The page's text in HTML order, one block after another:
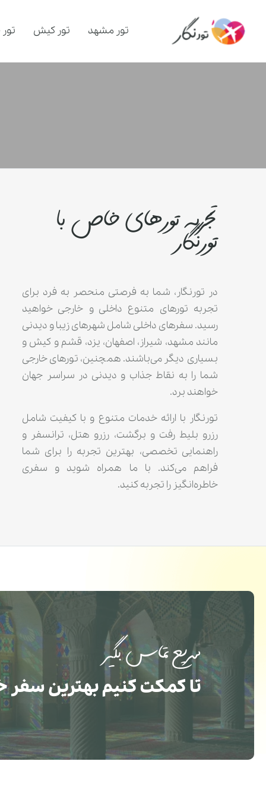
تور مشهد تور کیش
تجربه تورهای خاص با
تورنگار
در تورنگار، شما به فرصتی منحصر به فرد برای
تجربه تورهای متنوع داخلی و خارجی خواهید
رسید. سفرهای داخلی شامل شهرهای زیبا و دیدنی
مانند مشهد، شیراز، اصفهان، یزد، قشم و کیش و
بسیاری دیگر می‌باشند. همچنین، تورهای خارجی
شما را به نقاط جذاب و دیدنی در سراسر جهان
خواهند برد.
تورنگار با ارائه خدمات متنوع و با کیفیت شامل
رزرو بلیط رفت و برگشت، رزرو هتل، ترانسفر و
راهنمایی تخصصی، بهترین تجربه را برای شما
فراهم می‌کند. با ما همراه شوید و سفری
خاطره‌انگیز را تجربه کنید.
سریع تماس بگیر
تا کمکت کنیم بهترین سفر